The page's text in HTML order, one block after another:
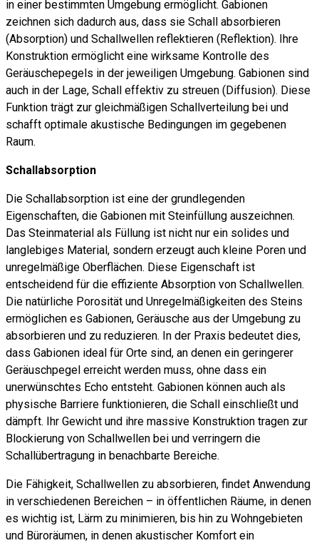
in einer bestimmten Umgebung ermöglicht. Gabionen
zeichnen sich dadurch aus, dass sie Schall absorbieren
(Absorption) und Schallwellen reflektieren (Reflektion). Ihre
Konstruktion ermöglicht eine wirksame Kontrolle des
Geräuschepegels in der jeweiligen Umgebung. Gabionen sind
auch in der Lage, Schall effektiv zu streuen (Diffusion). Diese
Funktion trägt zur gleichmäßigen Schallverteilung bei und
schafft optimale akustische Bedingungen im gegebenen
Raum.
Schallabsorption
Die Schallabsorption ist eine der grundlegenden
Eigenschaften, die Gabionen mit Steinfüllung auszeichnen.
Das Steinmaterial als Füllung ist nicht nur ein solides und
langlebiges Material, sondern erzeugt auch kleine Poren und
unregelmäßige Oberflächen. Diese Eigenschaft ist
entscheidend für die effiziente Absorption von Schallwellen.
Die natürliche Porosität und Unregelmäßigkeiten des Steins
ermöglichen es Gabionen, Geräusche aus der Umgebung zu
absorbieren und zu reduzieren. In der Praxis bedeutet dies,
dass Gabionen ideal für Orte sind, an denen ein geringerer
Geräuschpegel erreicht werden muss, ohne dass ein
unerwünschtes Echo entsteht. Gabionen können auch als
physische Barriere funktionieren, die Schall einschließt und
dämpft. Ihr Gewicht und ihre massive Konstruktion tragen zur
Blockierung von Schallwellen bei und verringern die
Schallübertragung in benachbarte Bereiche.
Die Fähigkeit, Schallwellen zu absorbieren, findet Anwendung
in verschiedenen Bereichen – in öffentlichen Räume, in denen
es wichtig ist, Lärm zu minimieren, bis hin zu Wohngebieten
und Büroräumen, in denen akustischer Komfort ein